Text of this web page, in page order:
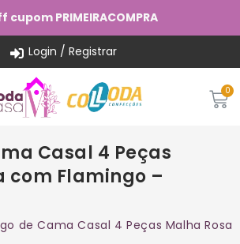
cupom PRIMEIRACOMPRA
Login / Registrar
Casal 4 Peças
com Flamingo –
de Cama Casal 4 Peças Malha